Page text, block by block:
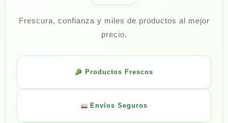
Frescura, confianza y miles de productos al mejor
precio.
Productos Frescos
Envíos Seguros